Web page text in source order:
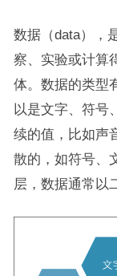
数据（data），
察、实验或计算
体。数据的类型
以是文字、符号
续的值，比如声
散的，如符号、
层，数据通常以